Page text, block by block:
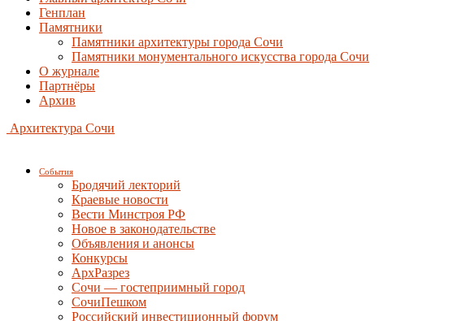
Генплан
Памятники
Памятники архитектуры города Сочи
Памятники монументального искусства города Сочи
О журнале
Партнёры
Архив
Архитектура Сочи
События
Бродячий лекторий
Краевые новости
Вести Минстроя РФ
Новое в законодательстве
Объявления и анонсы
Конкурсы
АрхРазрез
Сочи — гостеприимный город
СочиПешком
Российский инвестиционный форум